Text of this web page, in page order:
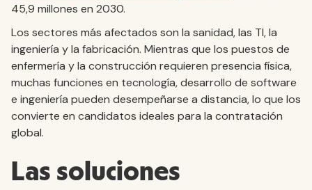
45,9 millones en 2030.
Los sectores más afectados son la sanidad, las TI, la
ingeniería y la fabricación. Mientras que los puestos de
enfermería y la construcción requieren presencia física,
muchas funciones en tecnología, desarrollo de software
e ingeniería pueden desempeñarse a distancia, lo que los
convierte en candidatos ideales para la contratación
global.
Las soluciones